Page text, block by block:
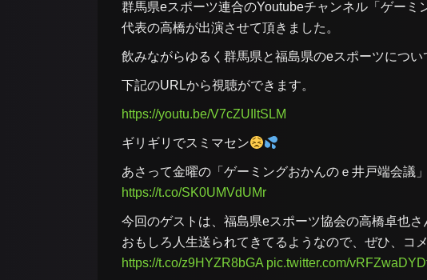
群馬県eスポーツ連合のYoutubeチャンネル「ゲーミ
代表の高橋が出演させて頂きました。
飲みながらゆるく群馬県と福島県のeスポーツについ
下記のURLから視聴ができます。
https://youtu.be/V7cZUIltSLM
ギリギリでスミマセン
あさって金曜の「ゲーミングおかんのｅ井戸端会議
https://t.co/SK0UMVdUMr
今回のゲストは、福島県eスポーツ協会の高橋卓也さ
おもしろ人生送られてきてるようなので、ぜひ、コ
https://t.co/z9HYZR8bGA pic.twitter.com/